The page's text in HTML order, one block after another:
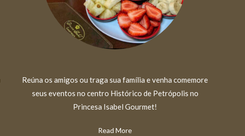
Reúna os amigos ou traga sua família e venha comemore
seus eventos no centro Histórico de Petrópolis no
Princesa Isabel Gourmet!
Read More